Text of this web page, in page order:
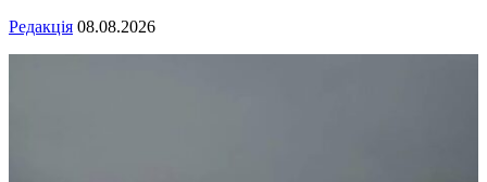
Редакція 08.08.2026